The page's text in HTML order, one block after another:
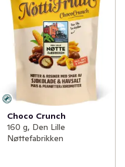
Choco Crunch
160 g, Den Lille
Nøttefabrikken